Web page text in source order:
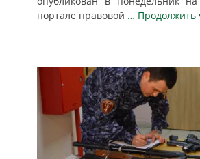
портале правовой … Продолжить